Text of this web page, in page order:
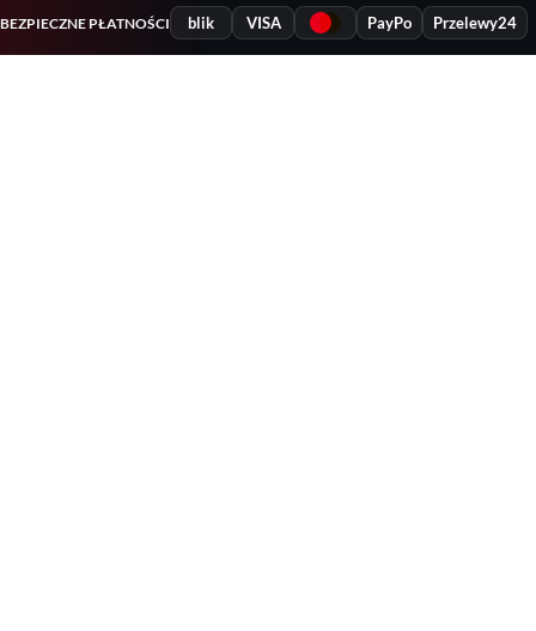
BEZPIECZNE PŁATNOŚCI blik VISA PayPo Przelewy24